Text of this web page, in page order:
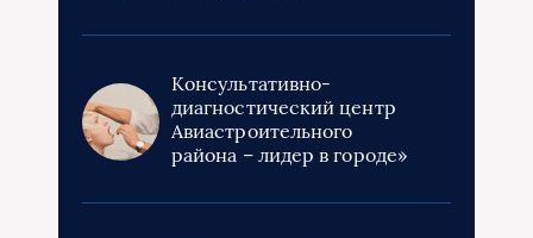
Консультативно-
диагностический центр
Авиастроительного
района – лидер в городе»